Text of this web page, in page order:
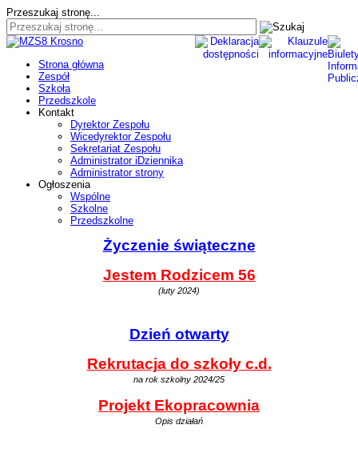
Przeszukaj stronę...
Strona główna
Zespół
Szkoła
Przedszkole
Kontakt
Dyrektor Zespołu
Wicedyrektor Zespołu
Sekretariat Zespołu
Administrator iDziennika
Administrator strony
Ogłoszenia
Wspólne
Szkolne
Przedszkolne
Życzenie świąteczne
Jestem Rodzicem 56
(luty 2024)
Dzień otwarty
Rekrutacja do szkoły c.d.
na rok szkolny 2024/25
Projekt Ekopracownia
Opis działań